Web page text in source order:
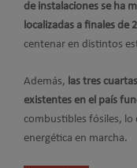
de instalaciones se ha
localizadas a finales de
centenar en distintos
Además, las tres
existentes en el país
combustibles fósiles, lo
energética en marcha.